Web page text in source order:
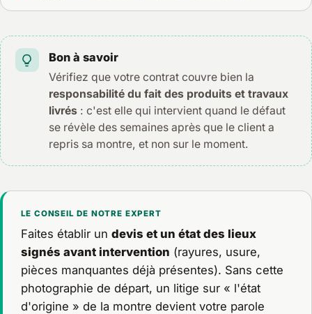
Bon à savoir
Vérifiez que votre contrat couvre bien la
responsabilité du fait des produits et travaux
livrés : c'est elle qui intervient quand le défaut
se révèle des semaines après que le client a
repris sa montre, et non sur le moment.
LE CONSEIL DE NOTRE EXPERT
Faites établir un devis et un état des lieux
signés avant intervention (rayures, usure,
pièces manquantes déjà présentes). Sans cette
photographie de départ, un litige sur « l'état
d'origine » de la montre devient votre parole